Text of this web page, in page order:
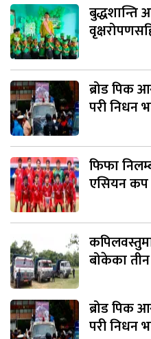
बुद्धशान्ति
ब्रोड पिक
परी निधन
फिफा
एसियन कप
बोकेका तीन
ब्रोड पिक
परी निधन